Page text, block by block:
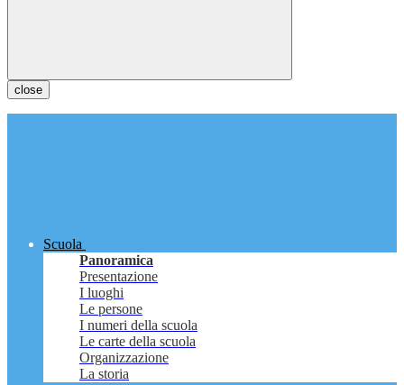
close
Scuola
Panoramica
Presentazione
I luoghi
Le persone
I numeri della scuola
Le carte della scuola
Organizzazione
La storia